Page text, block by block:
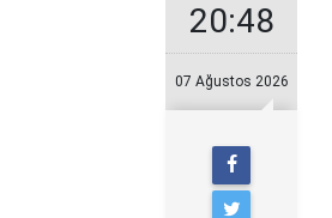
20:48
07 Ağustos 2026